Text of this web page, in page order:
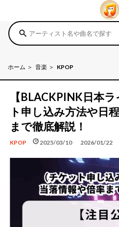
search
ホーム 音楽 KPOP
【BLACKPINK日本
ト申し込み方法や日
まで徹底解説！
KPOP schedule 2025/03/10
update 2026/01/22